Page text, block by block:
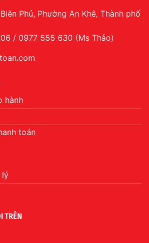
Phủ, Phường An Khê, Thành phố
/ 0977 555 630 (Ms Thảo)
hành
toán
lý
TRÊN